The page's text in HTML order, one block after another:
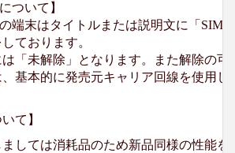
ついて】
端末はタイトルまたは説明文に「SIM
ております。
「未解除」となります。また解除の可
基本的に発売元キャリア回線を使用
て】
しては消耗品のため新品同様の性能